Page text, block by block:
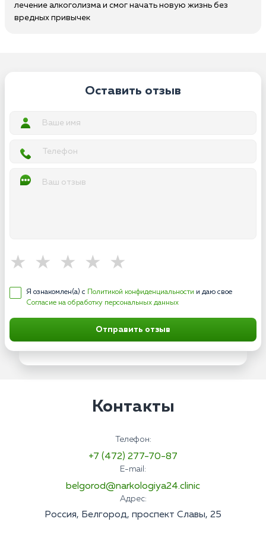
лечение алкоголизма и смог начать новую жизнь без
вредных привычек
Оставить отзыв
Я ознакомлен(а) с Политикой конфиденциальности и даю свое
Согласие на обработку персональных данных
Отправить отзыв
Контакты
Телефон:
+7 (472) 277-70-87
E-mail:
belgorod@narkologiya24.clinic
Адрес:
Россия, Белгород, проспект Славы, 25